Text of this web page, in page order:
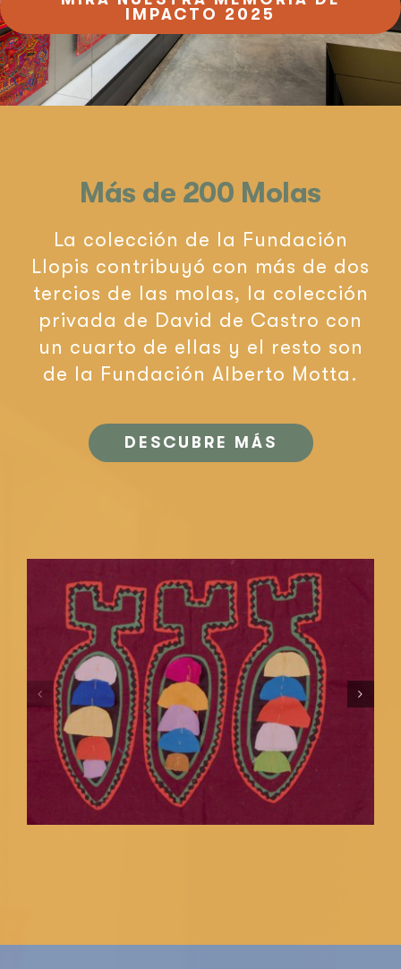
EN
IMPACTO 2025
Más de 200 Molas
La colección de la Fundación
Llopis contribuyó con más de dos
tercios de las molas, la colección
privada de David de Castro con
un cuarto de ellas y el resto son
de la Fundación Alberto Motta.
DESCUBRE MÁS